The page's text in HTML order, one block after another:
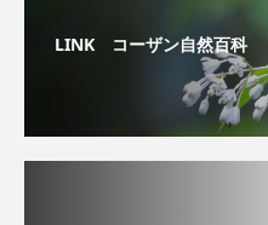
LINK コーザン自然百科